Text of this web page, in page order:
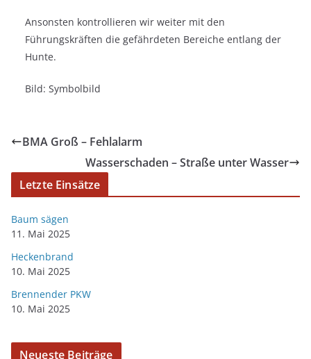
Ansonsten kontrollieren wir weiter mit den
Führungskräften die gefährdeten Bereiche entlang der
Hunte.
Bild: Symbolbild
BMA Groß – Fehlalarm
Wasserschaden – Straße unter Wasser
Letzte Einsätze
Baum sägen
11. Mai 2025
Heckenbrand
10. Mai 2025
Brennender PKW
10. Mai 2025
Neueste Beiträge